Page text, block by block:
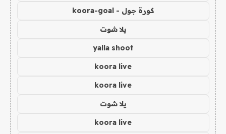
كورة جول - koora-goal
يلا شوت
yalla shoot
koora live
koora live
يلا شوت
koora live